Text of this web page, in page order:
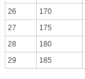
26
170
27
175
28
180
29
185